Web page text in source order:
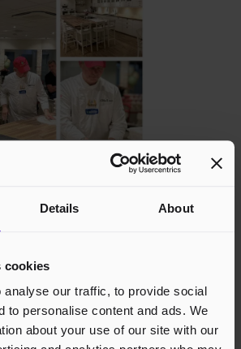
Details About
cookies
analyse our traffic, to provide social
to personalise content and ads. We
about your use of our site with our
pizza - Loftet på Lura
på Lura